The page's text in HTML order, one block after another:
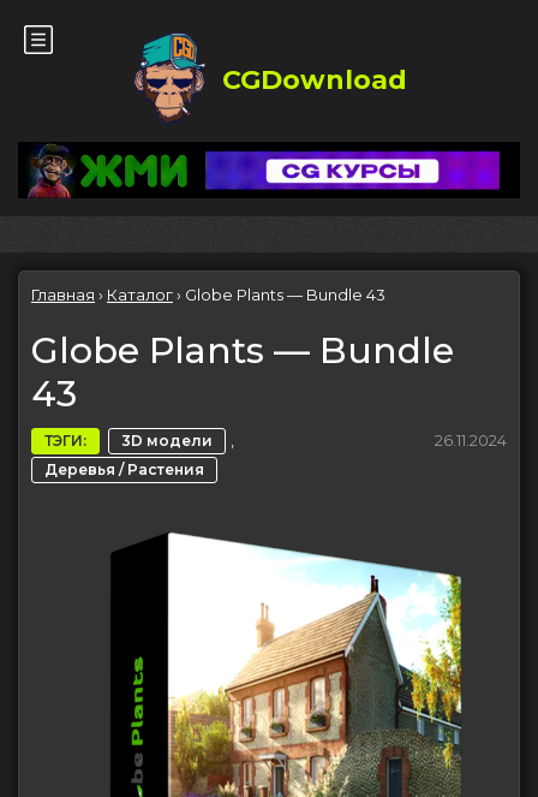
CGDownload
Главная › Каталог› Globe Plants — Bundle 43
Globe Plants — Bundle
43
ТЭГИ: 3D модели ,
Деревья / Растения
26.11.2024